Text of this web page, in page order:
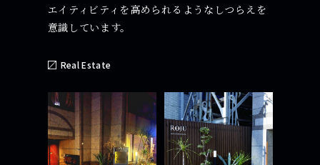
エイティビティを高められるようなしつらえを
意識しています。
Real Estate